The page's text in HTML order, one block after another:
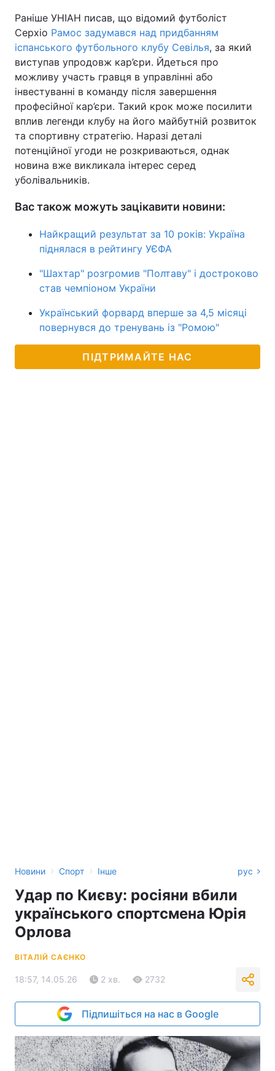
Раніше УНІАН писав, що відомий футболіст
Серхіо Рамос задумався над придбанням
іспанського футбольного клубу Севілья, за який
виступав упродовж кар’єри. Йдеться про
можливу участь гравця в управлінні або
інвестуванні в команду після завершення
професійної кар’єри. Такий крок може посилити
вплив легенди клубу на його майбутній розвиток
та спортивну стратегію. Наразі деталі
потенційної угоди не розкриваються, однак
новина вже викликала інтерес серед
уболівальників.
Вас також можуть зацікавити новини:
Найкращий результат за 10 років: Україна
піднялася в рейтингу УЄФА
"Шахтар" розгромив "Полтаву" і достроково
став чемпіоном України
Український форвард вперше за 4,5 місяці
повернувся до тренувань із "Ромою"
ПІДТРИМАЙТЕ НАС
Новини › Спорт › Інше рус
Удар по Києву: росіяни вбили
українського спортсмена Юрія
Орлова
ВІТАЛІЙ САЄНКО
18:57, 14.05.26 2 хв. 2732
Підпишіться на нас в Google